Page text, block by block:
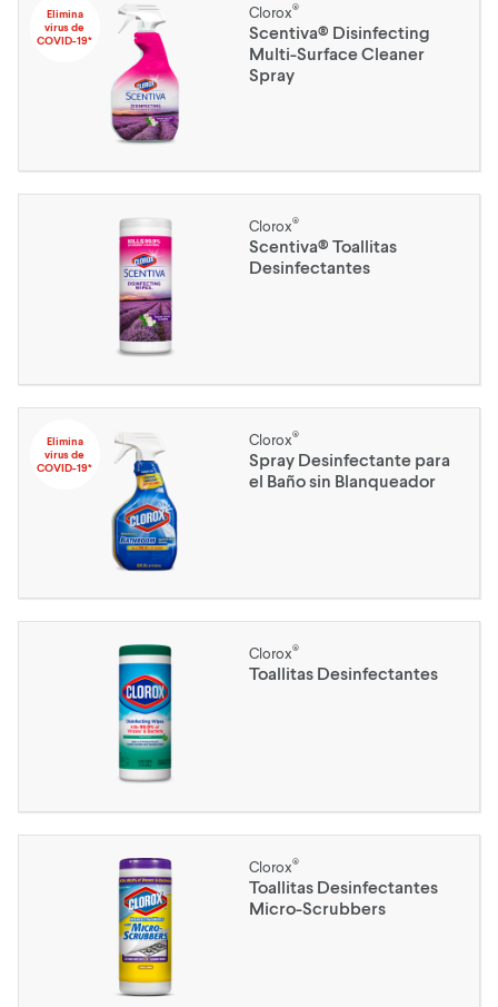
Elimina
virus de
COVID-19*
Clorox®
Scentiva® Disinfecting
Multi-Surface Cleaner
Spray
Clorox®
Scentiva® Toallitas
Desinfectantes
Elimina
virus de
COVID-19*
Clorox®
Spray Desinfectante para
el Baño sin Blanqueador
Clorox®
Toallitas Desinfectantes
Clorox®
Toallitas Desinfectantes
Micro-Scrubbers